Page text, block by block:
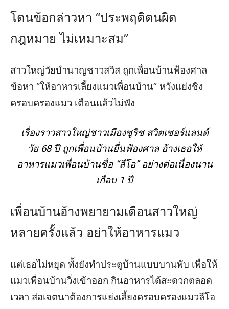
โดนข้อกล่าวหา “ประพฤติตนผิด
กฎหมาย ไม่เหมาะสม”
สาวใหญ่วัยบำนาญชาวสวิส ถูกเพื่อนบ้านฟ้องศาล
ข้อหา “ให้อาหารเลี้ยงแมวเพื่อนบ้าน” หวังแย่งชิง
ครอบครองแมว เตือนแล้วไม่ฟัง
เรื่องราวสาวใหญ่ชาวเมืองซูริช สวิตเซอร์แลนด์
วัย 68 ปี ถูกเพื่อนบ้านยื่นฟ้องศาล อ้างเธอให้
อาหารแมวเพื่อนบ้านชื่อ “ลีโอ” อย่างต่อเนื่องนาน
เกือบ 1 ปี
เพื่อนบ้านอ้างพยายามเตือนสาวใหญ่
หลายครั้งแล้ว อย่าให้อาหารแมว
แต่เธอไม่หยุด ทั้งยังทำประตูบ้านแบบบานพับ เพื่อให้
แมวเพื่อนบ้านวิ่งเข้าออก กินอาหารได้สะดวกตลอด
เวลา ส่อเจตนาต้องการแย่งเลี้ยงครอบครองแมวลีโอ